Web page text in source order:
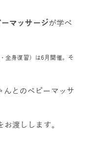
マッサージが学べ
身復習）は6月開催。 そ
んとのベビーマッサ
お渡しします。